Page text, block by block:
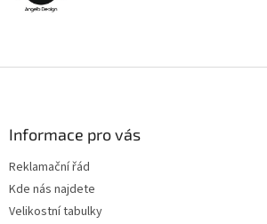
Informace pro vás
Reklamační řád
Kde nás najdete
Velikostní tabulky